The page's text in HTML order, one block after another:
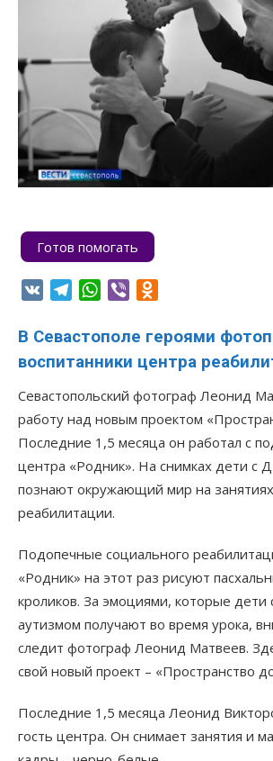
Готов помогать
VK TelegramWhatsApp
Viber
В Севастополе героями
воспитанники центра
Севастопольский фотограф Леонид
работу над новым проектом
Последние 1,5 месяца он работал с
центра «Родник». На снимках дети с
познают окружающий мир на
реабилитации.
Подопечные социального
«Родник» на этот раз рисуют
кроликов. За эмоциями, которые
аутизмом получают во время урока,
следит фотограф Леонид Матвеев.
свой новый проект – «Пространство
Последние 1,5 месяца Леонид
гость центра. Он снимает занятия и